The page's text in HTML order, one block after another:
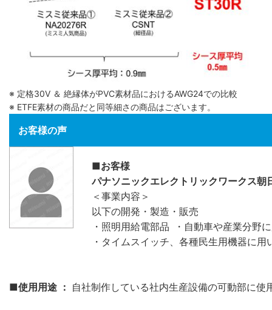
※ 定格30V ＆ 絶縁体がPVC素材品におけるAWG24での比較
※ ETFE素材の商品だと同等細さの商品はございます。
お客様の声
■お客様
パナソニックエレクトリックワークス朝
＜事業内容＞
以下の開発・製造・販売
・照明用給電部品 ・自動車や産業分野
・タイムスイッチ、各種民生用機器に用
■使用用途 ： 自社制作している社内生産設備の可動部に使